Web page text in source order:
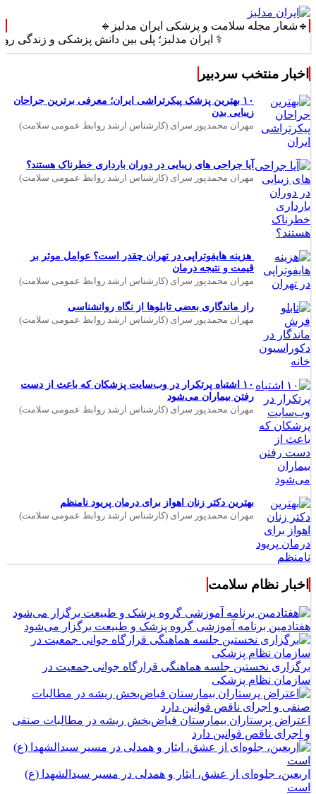
🔹شعار مجله سلامت و پزشکی ایران مدلبز🔹
⚕️ ایران مدلبز؛ پلی بین دانش پزشکی و زندگی روزمره ⚕️
اخبار منتخب سردبیر
۱۰ بهترین پزشک پیکرتراشی ایران؛ معرفی برترین جراحان
زیبایی بدن
مهران محمدپور سرای (کارشناس ارشد روابط عمومی سلامت)
آیا جراحی های زیبایی در دوران بارداری خطرناک هستند؟
مهران محمدپور سرای (کارشناس ارشد روابط عمومی سلامت)
هزینه هایفوتراپی در تهران چقدر است؟ عوامل موثر بر
قیمت و نتیجه درمان
مهران محمدپور سرای (کارشناس ارشد روابط عمومی سلامت)
راز ماندگاری بعضی تابلوها از نگاه روانشناسی
مهران محمدپور سرای (کارشناس ارشد روابط عمومی سلامت)
۱۰ اشتباه پرتکرار در وب‌سایت پزشکان که باعث از دست
رفتن بیماران می‌شود
مهران محمدپور سرای (کارشناس ارشد روابط عمومی سلامت)
بهترین دکتر زنان اهواز برای درمان پریود نامنظم
مهران محمدپور سرای (کارشناس ارشد روابط عمومی سلامت)
اخبار نظام سلامت
هفتادمین برنامه آموزشی گروه پزشک و طبیعت برگزار می‌شود
برگزاری نخستین جلسه هماهنگی قرارگاه جوانی جمعیت در
سازمان نظام پزشکی
اعتراض پرستاران بیمارستان فیاض‌بخش ریشه در مطالبات صنفی
و اجرای ناقص قوانین دارد
اربعین، جلوه‌ای از عشق، ایثار و همدلی در مسیر سیدالشهدا (ع)
است